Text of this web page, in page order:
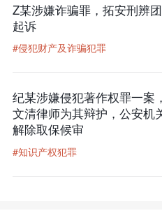
Z某涉嫌诈骗罪，拓安刑辨
起诉
#侵犯财产及诈骗犯罪
纪某涉嫌侵犯著作权罪一案
文清律师为其辩护，公安机
解除取保候审
#知识产权犯罪